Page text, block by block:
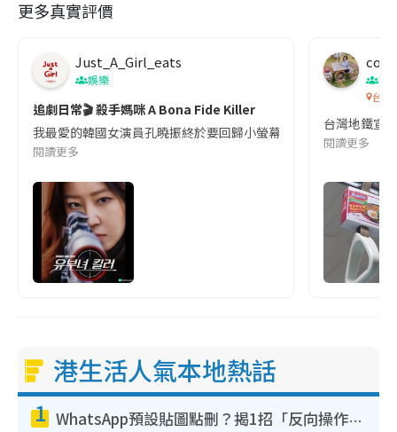
更多真實評價
Just_A_Girl_eats
娛樂
追劇日常🎬 殺手媽咪 A Bona Fide Killer
我最愛的韓國女演員孔曉振終於要回歸小螢幕啦!這次的劇本改編
閱讀更多
co
吹
台灣
台灣地鐵宣
閱讀更多
港生活人氣本地熱話
1 WhatsApp預設貼圖點刪？揭1招「反向操作」還原簡潔介面 附3步實測教學